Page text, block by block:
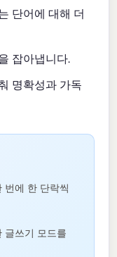
단어에 대해 더
잡아냅니다.
명확성과 가독
번에 한 단락씩
글쓰기 모드를